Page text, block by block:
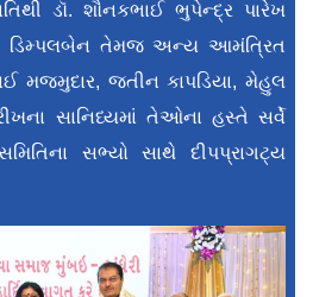
ડૉ. શૌનકભાઈ ભુપેન્દ્ર પારેખ
ડિમ્પલબેન તેમજ અન્ય આમંત્રિત
મજમુદાર, જતીન કાપડિયા, મેહુલ
સાનિધ્યમાં તેઓના હસ્તે સર્વે
સભ્યો સાથે દીપપ્રાગટ્ય